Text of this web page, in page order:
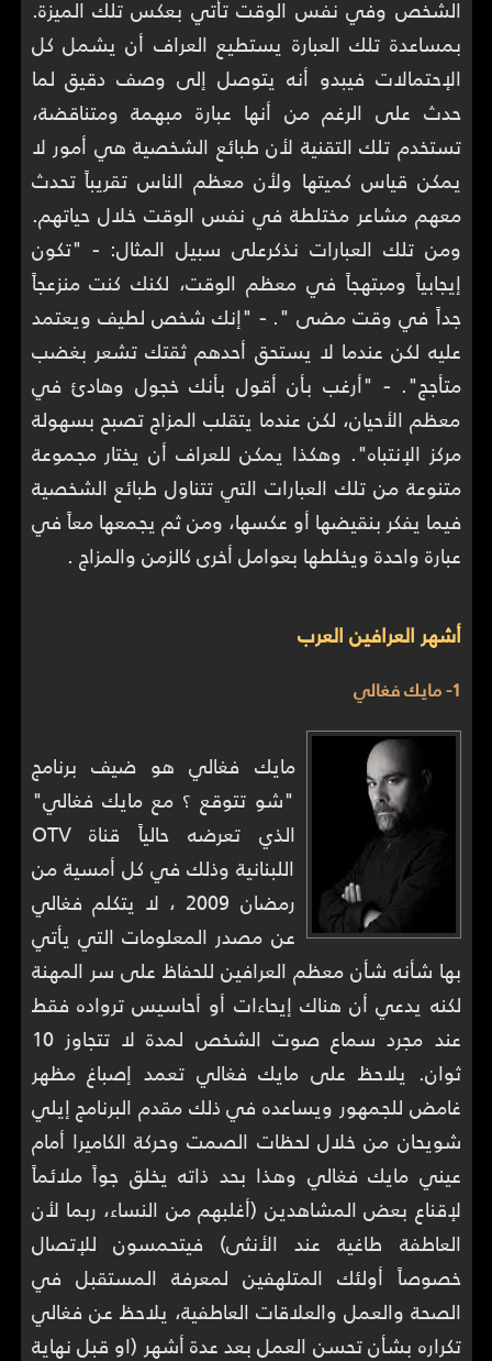
الشخص وفي نفس الوقت تأتي بعكس تلك الميزة.
بمساعدة تلك العبارة يستطيع العراف أن يشمل كل
الإحتمالات فيبدو أنه يتوصل إلى وصف دقيق لما
حدث على الرغم من أنها عبارة مبهمة ومتناقضة،
تستخدم تلك التقنية لأن طبائع الشخصية هي أمور لا
يمكن قياس كميتها ولأن معظم الناس تقريباً تحدث
معهم مشاعر مختلطة في نفس الوقت خلال حياتهم.
ومن تلك العبارات نذكرعلى سبيل المثال: -"تكون
إيجابياً ومبتهجاً في معظم الوقت، لكنك كنت منزعجاً
جداً في وقت مضى ".- "إنك شخص لطيف ويعتمد
عليه لكن عندما لا يستحق أحدهم ثقتك تشعر بغضب
متأجج". - "أرغب بأن أقول بأنك خجول وهادئ في
معظم الأحيان، لكن عندما يتقلب المزاج تصبح بسهولة
مركز الإنتباه". وهكذا يمكن للعراف أن يختار مجموعة
متنوعة من تلك العبارات التي تتناول طبائع الشخصية
فيما يفكر بنقيضها أو عكسها، ومن ثم يجمعها معاً في
عبارة واحدة ويخلطها بعوامل أخرى كالزمن والمزاج .
أشهر العرافين العرب
1- مايك فغالي
مايك فغالي هو ضيف برنامج
"شو تتوقع ؟ مع مايك فغالي"
الذي تعرضه حالياً قناة OTV
اللبنانية وذلك في كل أمسية من
رمضان 2009 ، لا يتكلم فغالي
عن مصدر المعلومات التي يأتي
بها شأنه شأن معظم العرافين للحفاظ على سر المهنة
لكنه يدعي أن هناك إيحاءات أو أحاسيس ترواده فقط
عند مجرد سماع صوت الشخص لمدة لا تتجاوز 10
ثوان. يلاحظ على مايك فغالي تعمد إصباغ مظهر
غامض للجمهور ويساعده في ذلك مقدم البرنامج إيلي
شويحان من خلال لحظات الصمت وحركة الكاميرا أمام
عيني مايك فغالي وهذا بحد ذاته يخلق جواً ملائماً
لإقناع بعض المشاهدين (أغلبهم من النساء، ربما لأن
العاطفة طاغية عند الأنثى) فيتحمسون للإتصال
خصوصاً أولئك المتلهفين لمعرفة المستقبل في
الصحة والعمل والعلاقات العاطفية، يلاحظ عن فغالي
تكراره بشأن تحسن العمل بعد عدة أشهر (او قبل نهاية